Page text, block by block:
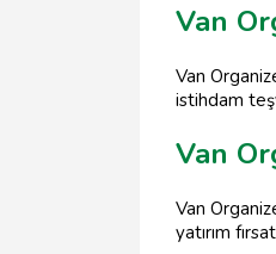
Van
Van
istihdam
Van
Van
yatırım